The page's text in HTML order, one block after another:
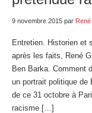
9 novembre 2015 par
Entretien. Historien et
après les faits, René
Ben Barka. Comment
un portrait politique de
de ce 31 octobre à
racisme […]